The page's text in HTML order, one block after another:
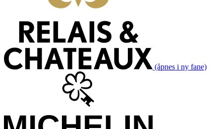
(åpnes i ny fane)